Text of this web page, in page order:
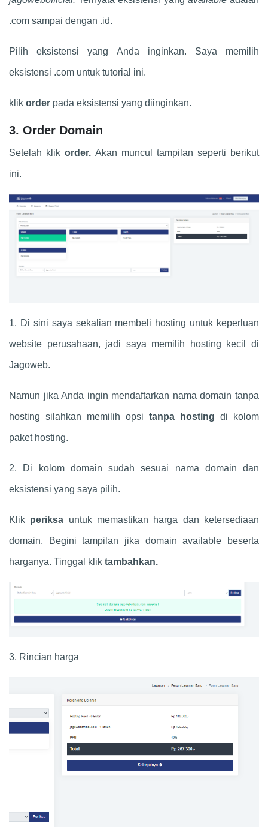
.com sampai dengan .id.
Pilih eksistensi yang Anda inginkan. Saya memilih
eksistensi .com untuk tutorial ini.
klik order pada eksistensi yang diinginkan.
3. Order Domain
Setelah klik order. Akan muncul tampilan seperti berikut
ini.
1. Di sini saya sekalian membeli hosting untuk keperluan
website perusahaan, jadi saya memilih hosting kecil di
Jagoweb.
Namun jika Anda ingin mendaftarkan nama domain tanpa
hosting silahkan memilih opsi tanpa hosting di kolom
paket hosting.
2. Di kolom domain sudah sesuai nama domain dan
eksistensi yang saya pilih.
Klik periksa untuk memastikan harga dan ketersediaan
domain. Begini tampilan jika domain available beserta
harganya. Tinggal klik tambahkan.
3. Rincian harga